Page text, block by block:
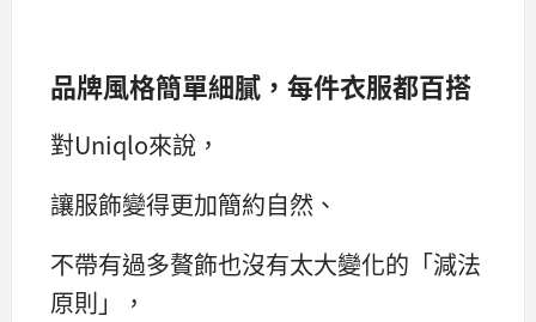
品牌風格簡單細膩，每件衣服都百搭
對Uniqlo來說，
讓服飾變得更加簡約自然、
不帶有過多贅飾也沒有太大變化的「減法
原則」，